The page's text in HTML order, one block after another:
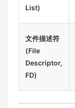
List)
文件描述符
(File
Descriptor,
FD)